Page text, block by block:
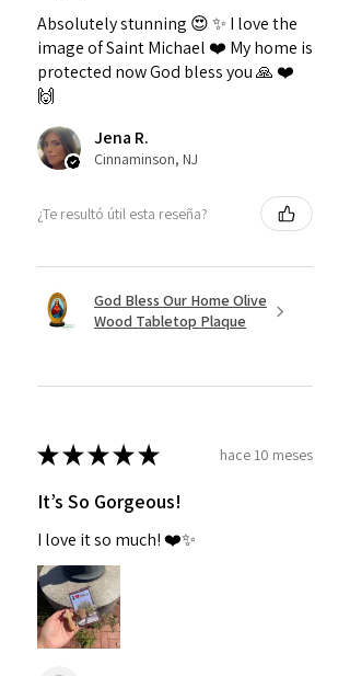
Absolutely stunning 😍 ✨️ I love the
image of Saint Michael ❤️ My home is
protected now God bless you 🙏 ❤️
🙌
Jena R.
Cinnaminson, NJ
¿Te resultó útil esta reseña?
God Bless Our Home Olive
Wood Tabletop Plaque
★★★★★ hace 10 meses
It’s So Gorgeous!
I love it so much! ❤️✨